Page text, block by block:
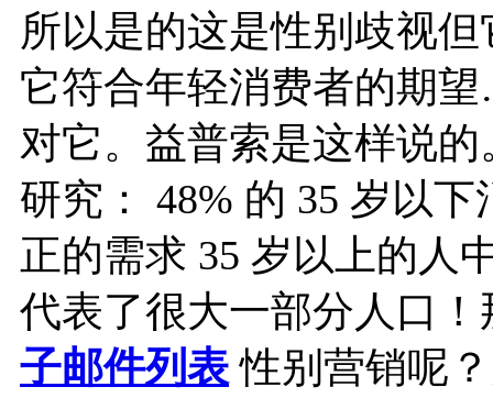
所以是的这是性别歧视
它符合年轻消费者的期
对它。益普索是这样说
研究： 48% 的 35 岁以
正的需求 35 岁以上的人
代表了很大一部分人口
子邮件列表 性别营销呢